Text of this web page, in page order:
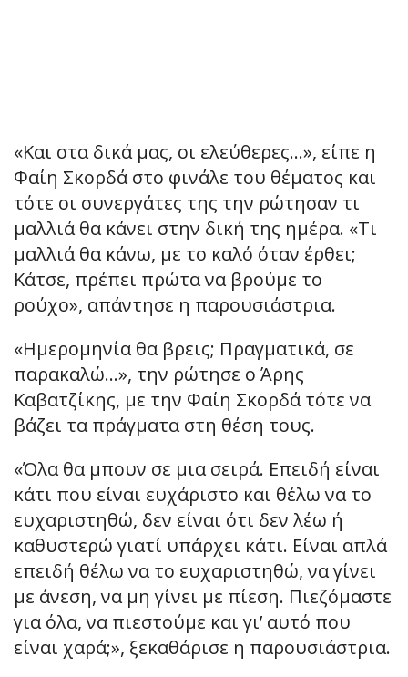
«Και στα δικά μας, οι ελεύθερες…», είπε η
Φαίη Σκορδά στο φινάλε του θέματος και
τότε οι συνεργάτες της την ρώτησαν τι
μαλλιά θα κάνει στην δική της ημέρα. «Τι
μαλλιά θα κάνω, με το καλό όταν έρθει;
Κάτσε, πρέπει πρώτα να βρούμε το
ρούχο», απάντησε η παρουσιάστρια.
«Ημερομηνία θα βρεις; Πραγματικά, σε
παρακαλώ…», την ρώτησε ο Άρης
Καβατζίκης, με την Φαίη Σκορδά τότε να
βάζει τα πράγματα στη θέση τους.
«Όλα θα μπουν σε μια σειρά. Επειδή είναι
κάτι που είναι ευχάριστο και θέλω να το
ευχαριστηθώ, δεν είναι ότι δεν λέω ή
καθυστερώ γιατί υπάρχει κάτι. Είναι απλά
επειδή θέλω να το ευχαριστηθώ, να γίνει
με άνεση, να μη γίνει με πίεση. Πιεζόμαστε
για όλα, να πιεστούμε και γι’ αυτό που
είναι χαρά;», ξεκαθάρισε η παρουσιάστρια.